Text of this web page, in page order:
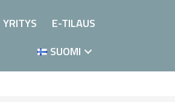
YRITYS
E-TILAUS
SUOMI